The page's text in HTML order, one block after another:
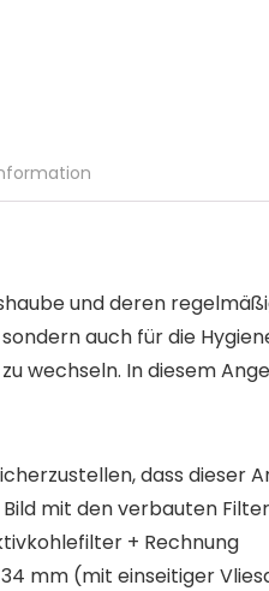
und deren
auch für die
wechseln. In diesem
dass dieser
mit den verbauten
+ Rechnung
mm (mit einseitiger